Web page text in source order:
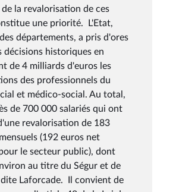
la revalorisation de ces
une priorité. L'Etat,
départements, a pris d'ores
décisions historiques en
de 4 milliards d'euros les
des professionnels du
et médico-social. Au total,
de 700 000 salariés qui ont
revalorisation de 183
(192 euros net
le secteur public), dont
au titre du Ségur et de
dite Laforcade. Il convient de